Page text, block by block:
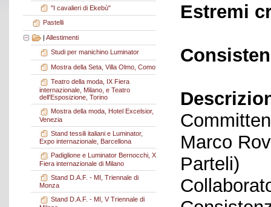
"I cavalieri di Ekebù"
Pastelli
| Allestimenti
Studi per manichino Luminator
Mostra della Seta, Villa Olmo, Como
Teatro della moda, IX Fiera
internazionale, Milano, e Teatro
dell'Esposizione, Torino
Mostra della moda, Hotel Excelsior,
Venezia
Stand tessili italiani e Luminator,
Expo internazionale, Barcellona
Padiglione e Luminator Bernocchi, X
Fiera internazionale di Milano
Stand D.A.F. - MI, Triennale di
Monza
Stand D.A.F. - MI, V Triennale di
Estremi
Marco
Parteli)